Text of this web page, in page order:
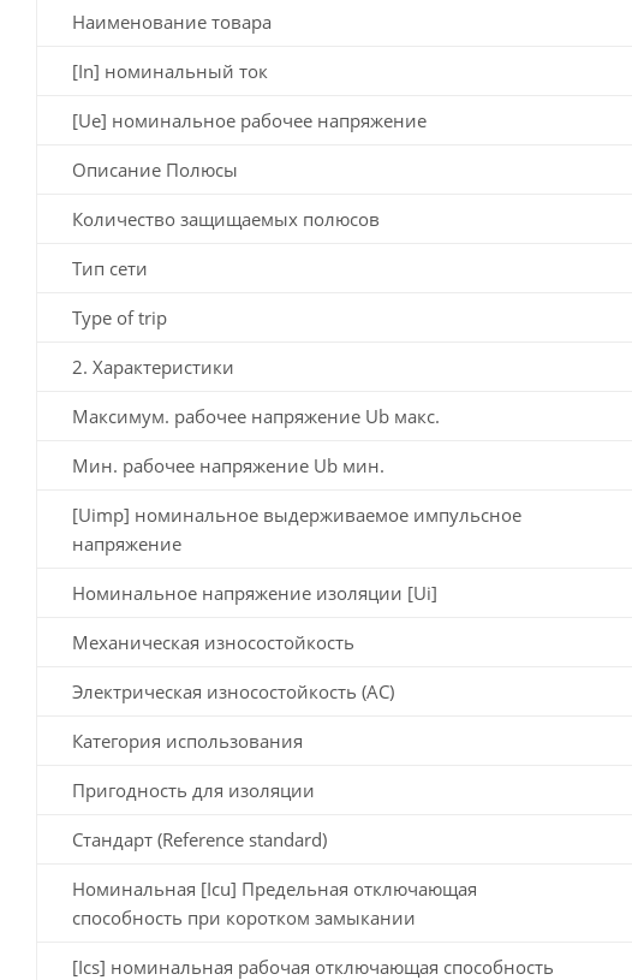
Наименование товара
[In] номинальный ток
[Ue] номинальное рабочее напряжение
Описание Полюсы
Количество защищаемых полюсов
Тип сети
Type of trip
2. Характеристики
Максимум. рабочее напряжение Ub макс.
Мин. рабочее напряжение Ub мин.
[Uimp] номинальное выдерживаемое импульсное
напряжение
Номинальное напряжение изоляции [Ui]
Механическая износостойкость
Электрическая износостойкость (AC)
Категория использования
Пригодность для изоляции
Стандарт (Reference standard)
Номинальная [Icu] Предельная отключающая
способность при коротком замыкании
[Ics] номинальная рабочая отключающая способность